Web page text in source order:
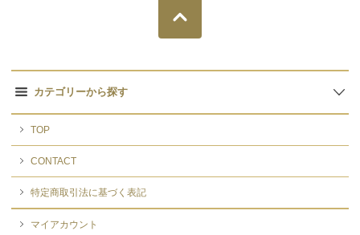
カテゴリーから探す
TOP
CONTACT
特定商取引法に基づく表記
マイアカウント